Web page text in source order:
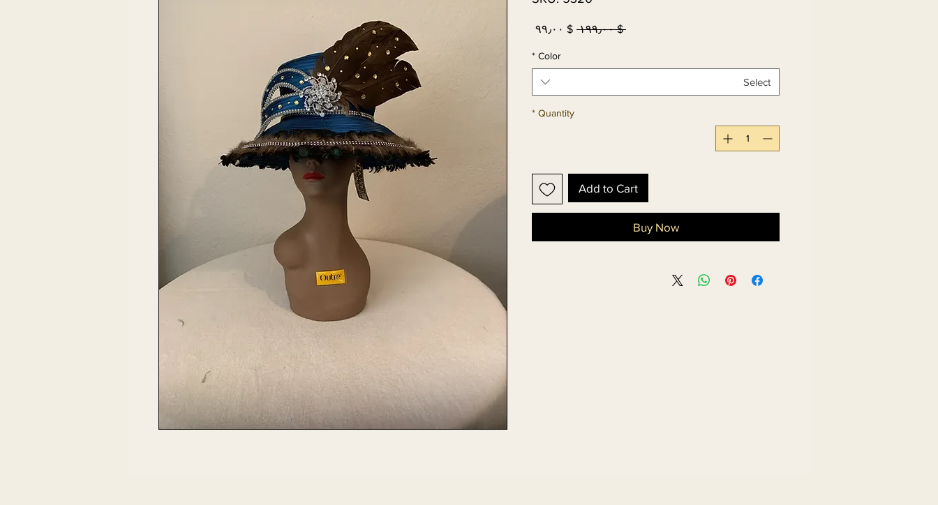
$ ۱۹۹٫۰۰
Regular
$ ۹۹٫۰۰
Sale
Color
*
Select
Quantity
*
Add to Cart
Buy Now